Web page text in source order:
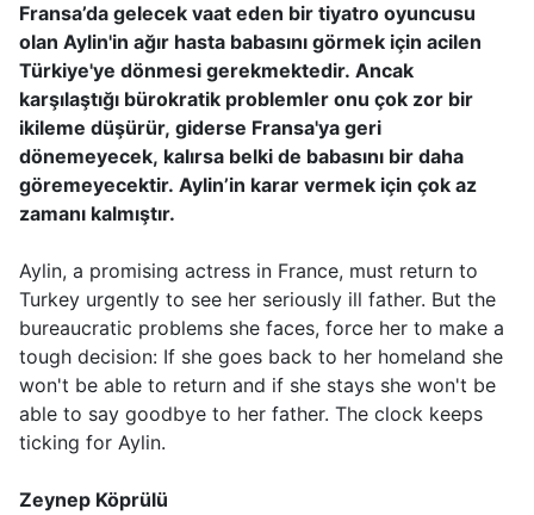
Fransa’da gelecek vaat eden bir tiyatro oyuncusu
olan Aylin'in ağır hasta babasını görmek için acilen
Türkiye'ye dönmesi gerekmektedir. Ancak
karşılaştığı bürokratik problemler onu çok zor bir
ikileme düşürür, giderse Fransa'ya geri
dönemeyecek, kalırsa belki de babasını bir daha
göremeyecektir. Aylin’in karar vermek için çok az
zamanı kalmıştır.
Aylin, a promising actress in France, must return to
Turkey urgently to see her seriously ill father. But the
bureaucratic problems she faces, force her to make a
tough decision: If she goes back to her homeland she
won't be able to return and if she stays she won't be
able to say goodbye to her father. The clock keeps
ticking for Aylin.
Zeynep Köprülü